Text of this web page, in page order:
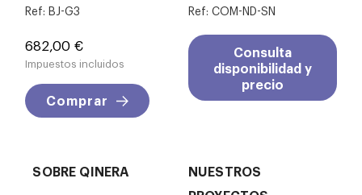
Ref: BJ-G3
Precio
682,00 €
Impuestos incluidos
Comprar
Ref: COM-ND-SN
Consulta
disponibilidad y
precio
SOBRE QINERA
NUESTROS